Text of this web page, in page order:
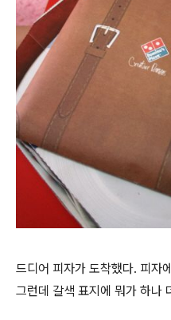
드디어 피자가 도착했다. 피자
그런데 갈색 표지에 뭐가 하나